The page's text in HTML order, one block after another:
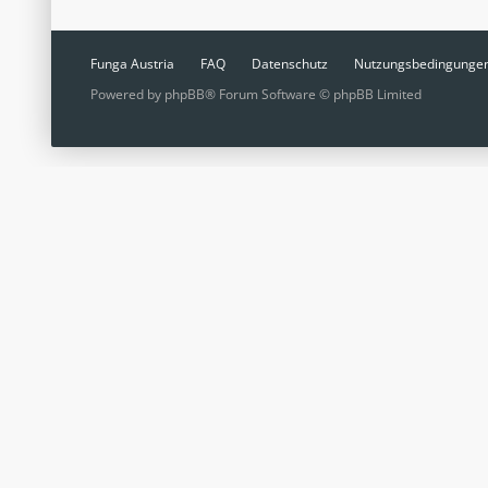
Funga Austria FAQ Datenschutz
Powered by phpBB® Forum Software © phpBB Limited